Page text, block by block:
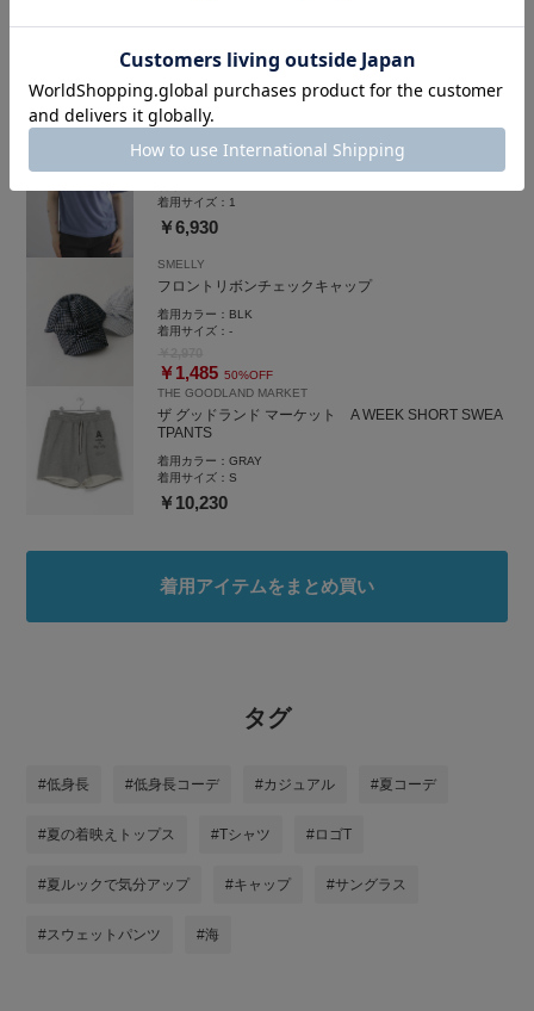
ボスリントンサングラス
着用カラー：Y.CLR
￥2,420
￥1,210
ザ グッドランド マーケット PILE VIBES TEE
着用サイズ： 1
￥6,930
SMELLY
フロントリボンチェックキャップ
着用カラー： BLK
着用サイズ：-
￥1,485 50%OFF
THE GOODLAND MARKET
ザ グッドランド マーケット A WEEK SHORT SWEA
TPANTS
着用カラー：GRAY
着用サイズ：S
￥10,230
着用アイテムをまとめ買い
タグ
#低身長 #低身長コーデ #カジュアル #夏コーデ
#夏の着映えトップス #Tシャツ #ロゴT
#夏ルックで気分アップ #キャップ #サングラス
#スウェットパンツ #海